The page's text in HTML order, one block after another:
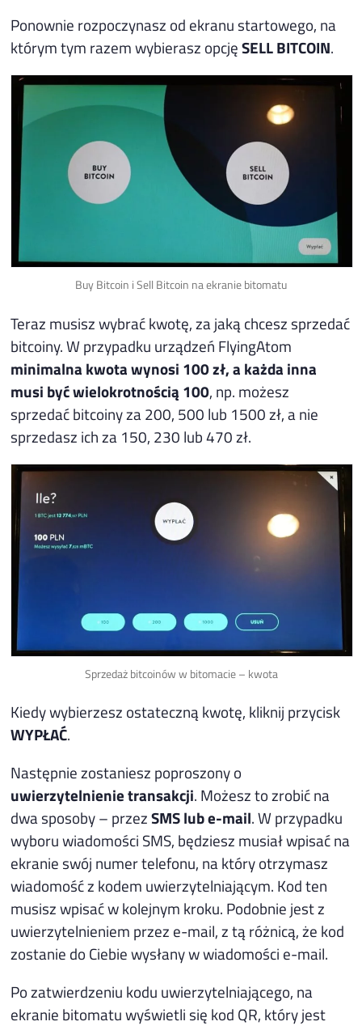
Ponownie rozpoczynasz od ekranu startowego, na
którym tym razem wybierasz opcjęSELL BITCOIN.
Buy Bitcoin i Sell Bitcoin na ekranie bitomatu
Teraz musisz wybrać kwotę, za jaką chcesz sprzedać
bitcoiny. W przypadku urządzeń FlyingAtom
minimalna kwota wynosi 100 zł, a każda inna
musi być wielokrotnością 100, np. możesz
sprzedać bitcoiny za 200, 500 lub 1500 zł, a nie
sprzedasz ich za 150, 230 lub 470 zł.
Sprzedaż bitcoinów w bitomacie – kwota
Kiedy wybierzesz ostateczną kwotę, kliknij przycisk
WYPŁAĆ.
Następnie zostaniesz poproszony o
uwierzytelnienie transakcji. Możesz to zrobić na
dwa sposoby – przezSMS lub e-mail. W przypadku
wyboru wiadomości SMS, będziesz musiał wpisać na
ekranie swój numer telefonu, na który otrzymasz
wiadomość z kodem uwierzytelniającym. Kod ten
musisz wpisać w kolejnym kroku. Podobnie jest z
uwierzytelnieniem przez e-mail, z tą różnicą, że kod
zostanie do Ciebie wysłany w wiadomości e-mail.
Po zatwierdzeniu kodu uwierzytelniającego, na
ekranie bitomatu wyświetli się kod QR, który jest